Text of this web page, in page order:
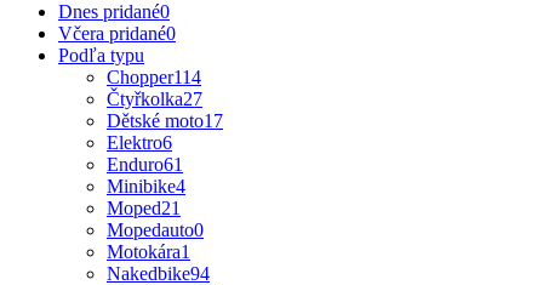
Dnes pridané0
Včera pridané0
Podľa typu
Chopper114
Čtyřkolka27
Dětské moto17
Elektro6
Enduro61
Minibike4
Moped21
Mopedauto0
Motokára1
Nakedbike94